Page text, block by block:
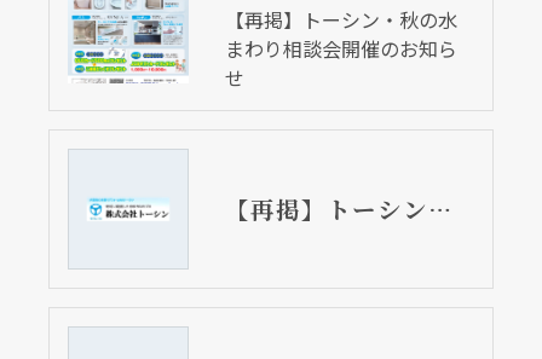
【再掲】トーシン・秋の水
まわり相談会開催のお知ら
せ
【再掲】トーシン・秋の水まわり相談会 11月11日開催